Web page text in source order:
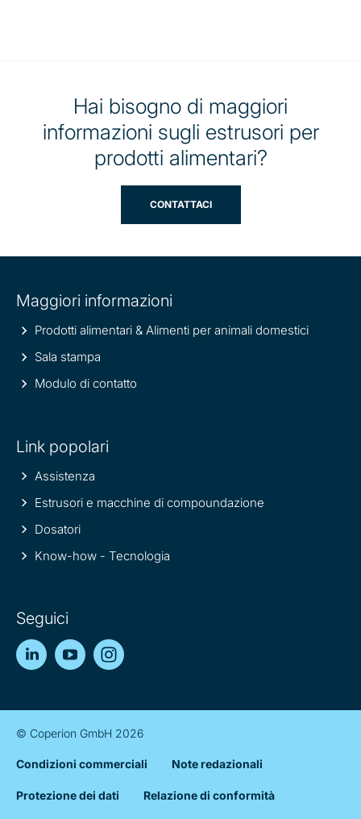
Hai bisogno di maggiori
informazioni sugli estrusori per
prodotti alimentari?
CONTATTACI
information
Maggiori informazioni
Prodotti alimentari & Alimenti per animali domestici
Sala stampa
Modulo di contatto
Link popolari
Assistenza
Estrusori e macchine di compoundazione
Dosatori
Know-how - Tecnologia
Seguici
LinkedInYouTube
© Coperion GmbH 2026
Condizioni commerciali Note redazionali
Protezione dei dati Relazione di conformità